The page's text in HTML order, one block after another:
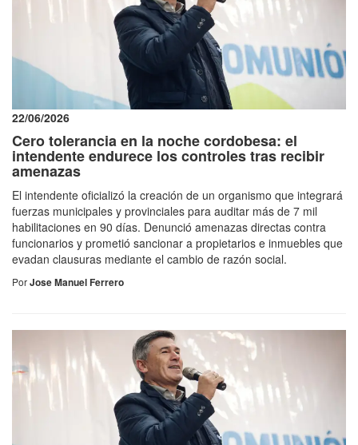
22/06/2026
Cero tolerancia en la noche cordobesa: el
intendente endurece los controles tras recibir
amenazas
El intendente oficializó la creación de un organismo que integrará
fuerzas municipales y provinciales para auditar más de 7 mil
habilitaciones en 90 días. Denunció amenazas directas contra
funcionarios y prometió sancionar a propietarios e inmuebles que
evadan clausuras mediante el cambio de razón social.
PorJose Manuel Ferrero